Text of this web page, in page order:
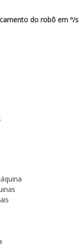
do robô em º/s